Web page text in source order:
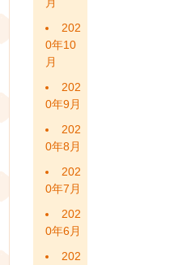
月
202
0年10
月
202
0年9月
202
0年8月
202
0年7月
202
0年6月
202